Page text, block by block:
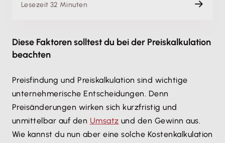
Lesezeit 32 Minuten
Diese Faktoren solltest du bei der Preiskalkulation
beachten
Preisfindung und Preiskalkulation sind wichtige
unternehmerische Entscheidungen. Denn
Preisänderungen wirken sich kurzfristig und
unmittelbar auf den Umsatz und den Gewinn aus.
Wie kannst du nun aber eine solche Kostenkalkulation